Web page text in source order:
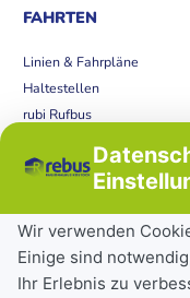
FAHRTEN
Linien & Fahrpläne
Haltestellen
rubi Rufbus
Störungen
Tickets & Tarife
Deutschlandticket
Schülerkarte
Wir verwenden
Einige sind
Ihr Erlebnis zu